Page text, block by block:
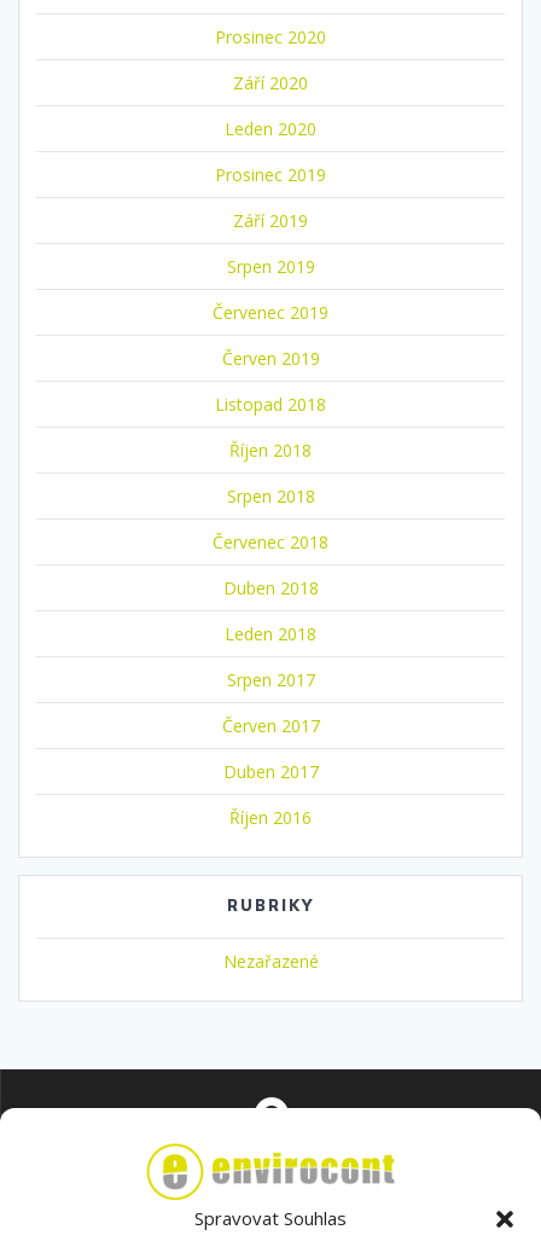
Spravovat Souhlas
Prosinec 2020
Září 2020
Leden 2020
Prosinec 2019
Září 2019
Srpen 2019
Červenec 2019
Červen 2019
Listopad 2018
Říjen 2018
Srpen 2018
Červenec 2018
Duben 2018
Leden 2018
Srpen 2017
Červen 2017
Duben 2017
Říjen 2016
RUBRIKY
Nezařazené
Na Popluží 821/11 400 01 Ústí nad Labem